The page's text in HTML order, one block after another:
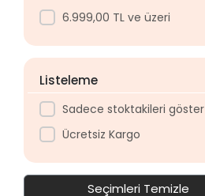
6.999,00 TL ve üzeri
Listeleme
Sadece stoktakileri göster
Ücretsiz Kargo
Seçimleri Temizle